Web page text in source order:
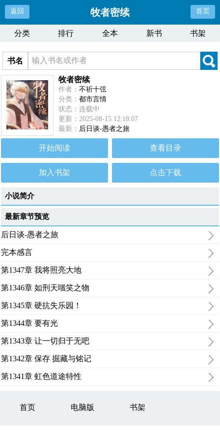
返回 牧者密续 首页
分类 排行 全本 新书 书架
书名
牧者密续
作者：不祈十弦
分类：都市言情
状态：连载中
更新：2025-08-15 12:18:07
最新： 后日谈-愚者之旅
开始阅读 查看目录
加入书架 点击下载
小说简介
最新章节预览
后日谈-愚者之旅
完本感言
第1347章 我将照亮大地
第1346章 如刑天嗤笑之物
第1345章 硬抗失乐园！
第1344章 要有光
第1343章 让一切归于无吧
第1342章 保存 掘藏与铭记
第1341章 虹色道途特性
首页 电脑版 书架